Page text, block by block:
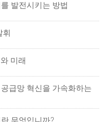
발전시키는 방법
휘
미래
급망 혁신을 가속화하는